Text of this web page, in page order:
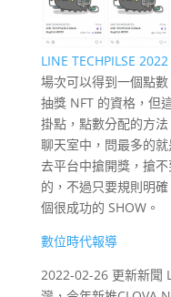
LINE TECHPILSE 2022
場次可以得到一個點
抽獎 NFT 的資格，但
掛點，點數分配的方
聊天室中，問最多的
去平台中搶開獎，搶
的，不過只要規則明
個很成功的 SHOW。
數位時代報導
2022-02-26 更新新聞